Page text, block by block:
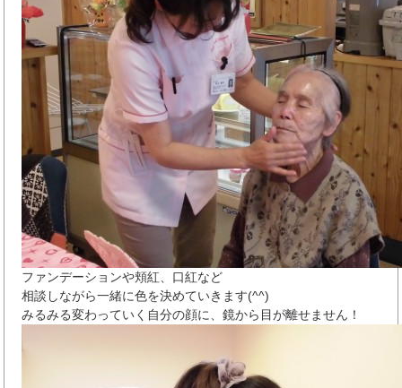
ファンデーションや頬紅、口紅など
相談しながら一緒に色を決めていきます(^^)
みるみる変わっていく自分の顔に、鏡から目が離せません！